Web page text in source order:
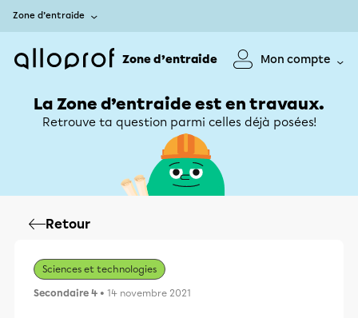
Zone d’entraide
Zone d’entraide Mon compte
La Zone d’entraide est en travaux.
Retrouve ta question parmi celles déjà posées!
Retour
Sciences et technologies
Secondaire 4 • 14 novembre 2021